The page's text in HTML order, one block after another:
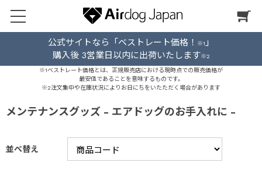
公式サイトなら「ベストレート価格！ ※1 」
購入後 3営業日以内に出荷いたします※2
※1ベストレート価格とは、正規販売店における現時点での販売価格が
最安値であることを意味するものです。
※2注文集中や在庫状況によりお日にちをいたただく場合があります
メンテナンスグッズ - エアドッグのお手入れに -
並べ替え